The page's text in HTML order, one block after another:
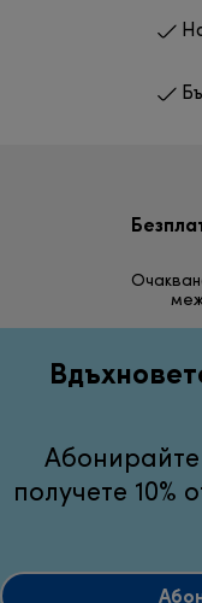
получете 10%